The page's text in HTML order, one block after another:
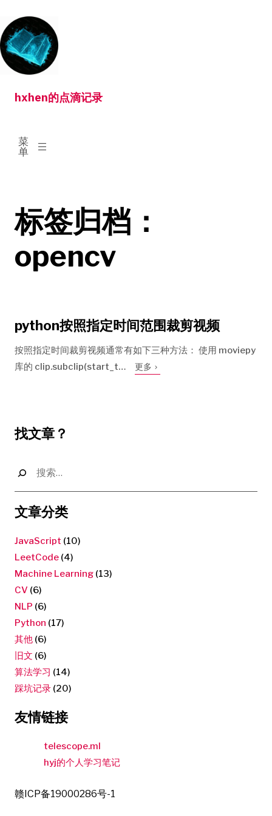
转
到
内
hxhen的点滴记录
菜
单
已
展
标签归档：
opencv
python按照指定时间范围裁剪视频
按照指定时间裁剪视频通常有如下三种方法： 使用 moviepy
库的 clip.subclip(start_t…
更多
找文章？
索：
文章分类
JavaScript (10)
LeetCode (4)
Machine Learning (13)
CV (6)
NLP (6)
Python (17)
其他 (6)
旧文 (6)
算法学习 (14)
踩坑记录 (20)
友情链接
telescope.ml
hyj的个人学习笔记
赣ICP备19000286号-1